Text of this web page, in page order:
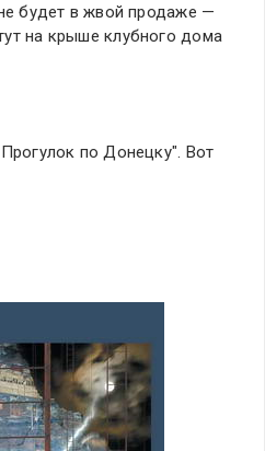
будет в жвой продаже —
на крыше клубного дома
по Донецку". Вот